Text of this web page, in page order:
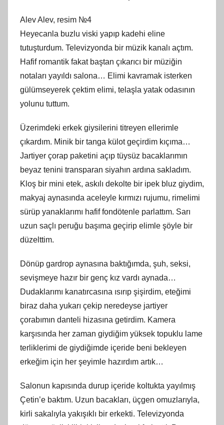
Alev Alev, resim №4
Heyecanla buzlu viski yapıp kadehi eline
tutuşturdum. Televizyonda bir müzik kanalı açtım.
Hafif romantik fakat baştan çıkarıcı bir müziğin
notaları yayıldı salona… Elimi kavramak isterken
gülümseyerek çektim elimi, telaşla yatak odasının
yolunu tuttum.
Üzerimdeki erkek giysilerini titreyen ellerimle
çıkardım. Minik bir tanga külot geçirdim kıçıma…
Jartiyer çorap paketini açıp tüysüz bacaklarımın
beyaz tenini transparan siyahın ardına sakladım.
Kloş bir mini etek, askılı dekolte bir ipek bluz giydim,
makyaj aynasında aceleyle kırmızı rujumu, rimelimi
sürüp yanaklarımı hafif fondötenle parlattım. Sarı
uzun saçlı peruğu başıma geçirip elimle şöyle bir
düzelttim.
Dönüp gardrop aynasına baktığımda, şuh, seksi,
sevişmeye hazır bir genç kız vardı aynada…
Dudaklarımı kanatırcasına ısırıp şişirdim, eteğimi
biraz daha yukarı çekip neredeyse jartiyer
çorabımın danteli hizasına getirdim. Kamera
karşısında her zaman giydiğim yüksek topuklu lame
terliklerimi de giydiğimde içeride beni bekleyen
erkeğim için her şeyimle hazırdım artık…
Salonun kapısında durup içeride koltukta yayılmış
Çetin’e baktım. Uzun bacakları, üçgen omuzlarıyla,
kirli sakalıyla yakışıklı bir erkekti. Televizyonda